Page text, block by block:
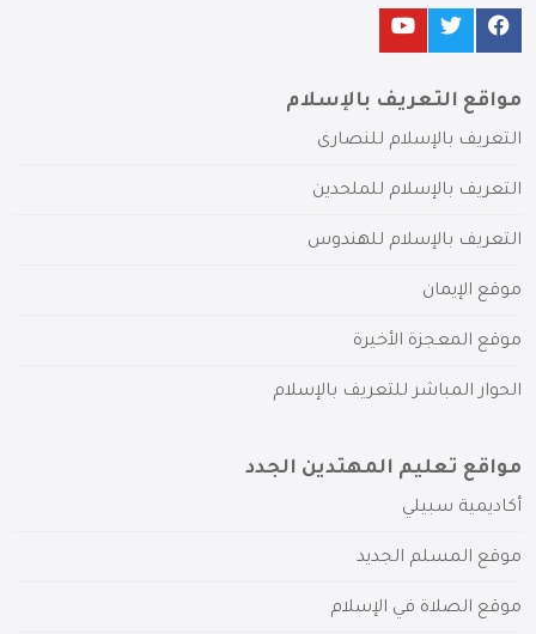
مواقع التعريف بالإسلام
التعريف بالإسلام للنصارى
التعريف بالإسلام للملحدين
التعريف بالإسلام للهندوس
موقع الإيمان
موقع المعجزة الأخيرة
الحوار المباشر للتعريف بالإسلام
مواقع تعليم المهتدين الجدد
أكاديمية سبيلي
موقع المسلم الجديد
موقع الصلاة في الإسلام